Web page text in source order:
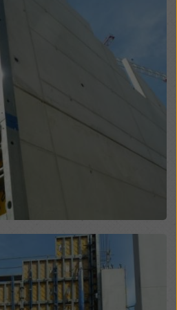
ez ellen nincs hatékony
„Visszautasítás” gombra
alján található cookie-
a megfelelő jelölőnégyzetek
módosításával
igénylő összes cookie-t. A
cookie-beállítások
ra kattintva
hozzájárulását a jövőre nézve
cookie-król
Adatvédelmi
Lehetőséget biztosítunk
is (speciális cookie-